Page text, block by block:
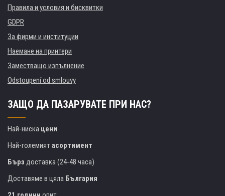
Правила и условия и бисквитки
GDPR
За фирми и институции
Наемане на принтери
Заместващо изпълнение
Odstoupení od smlouvy
ЗАЩО ДА ПАЗАРУВАТЕ ПРИ НАС?
Най-ниска цени
Най-големиятасортимент
Бърз доставка (24-48 часа)
Доставяме в цяла България